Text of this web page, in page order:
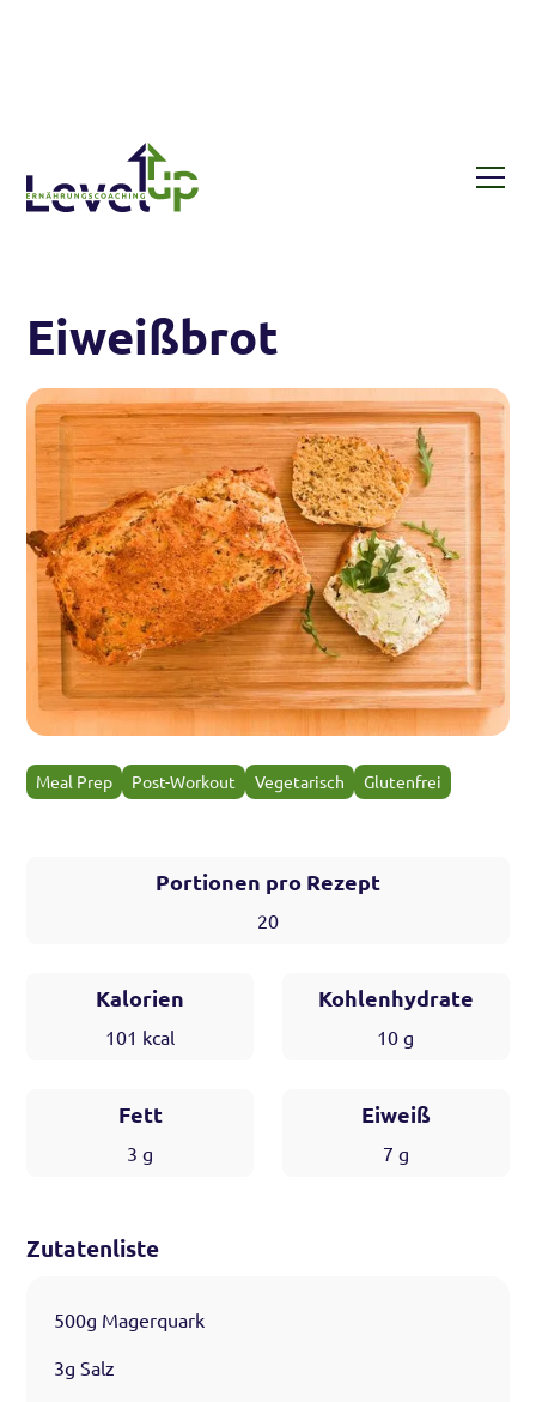
Eiweißbrot
Meal Prep Post-Workout Vegetarisch Glutenfrei
Portionen pro Rezept
20
Kalorien
101 kcal
Kohlenhydrate
10 g
Fett
3 g
Eiweiß
7 g
Zutatenliste
500g Magerquark
3g Salz